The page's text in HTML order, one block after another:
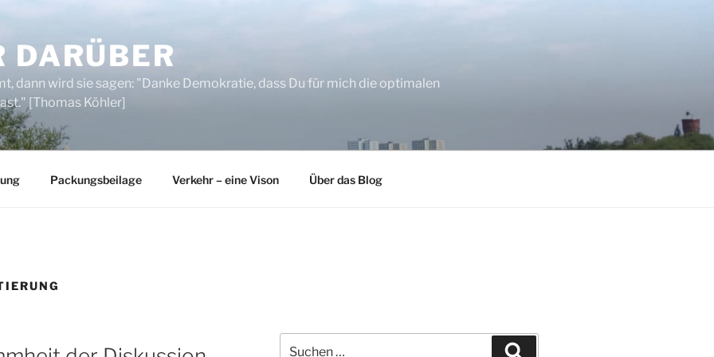
DARÜBER
dann wird sie sagen: "Danke Demokratie, dass Du für mich die optimalen
[Thomas Köhler]
Packungsbeilage Verkehr – eine Vison Über das Blog